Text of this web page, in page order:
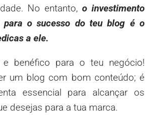
No entanto,o investimento
para o sucesso do teu blog é o
a ele.
e benéfico para o teu negócio!
um blog com bom conteúdo; é
essencial para alcançar os
desejas para a tua marca.